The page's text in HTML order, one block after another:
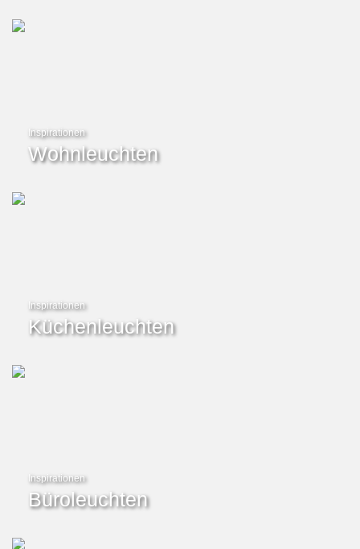
Inspirationen
Wohnleuchten
Inspirationen
Küchenleuchten
Inspirationen
Büroleuchten